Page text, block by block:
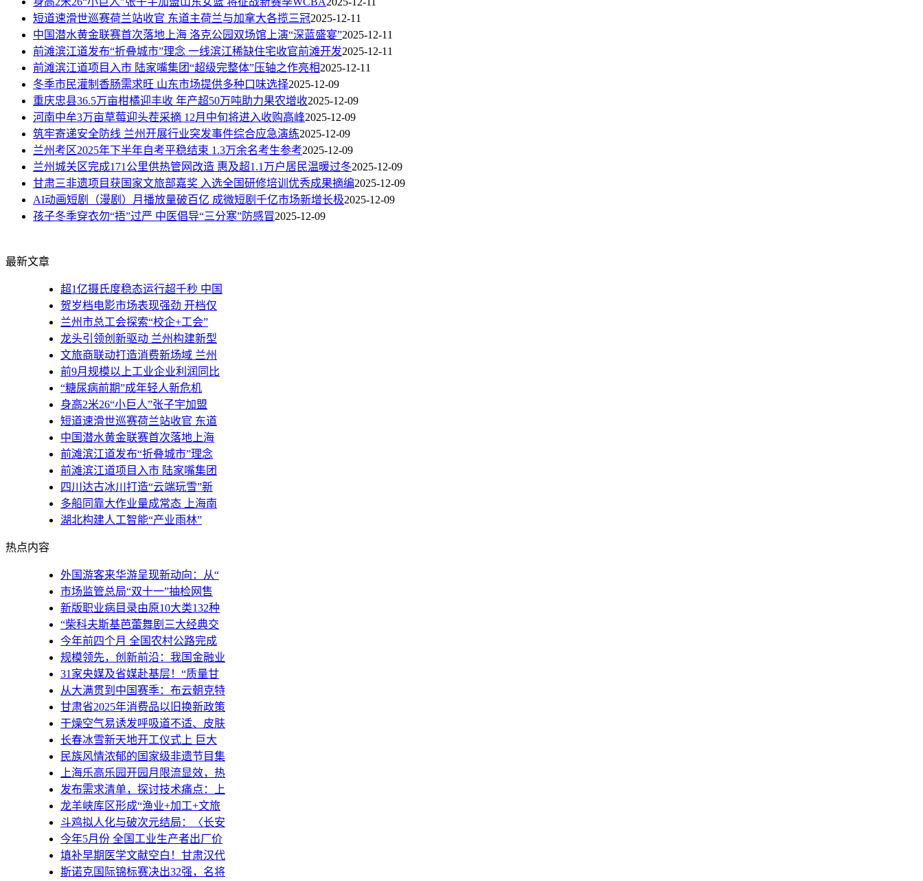
短道速滑世巡赛荷兰站收官 东道主荷兰与加拿大各揽三冠2025-12-11
中国潜水黄金联赛首次落地上海 洛克公园双场馆上演“深蓝盛宴”2025-12-11
前滩滨江道发布“折叠城市”理念 一线滨江稀缺住宅收官前滩开发2025-12-11
前滩滨江道项目入市 陆家嘴集团“超级完整体”压轴之作亮相2025-12-11
冬季市民灌制香肠需求旺 山东市场提供多种口味选择2025-12-09
重庆忠县36.5万亩柑橘迎丰收 年产超50万吨助力果农增收2025-12-09
河南中牟3万亩草莓迎头茬采摘 12月中旬将进入收购高峰2025-12-09
筑牢寄递安全防线 兰州开展行业突发事件综合应急演练2025-12-09
兰州考区2025年下半年自考平稳结束 1.3万余名考生参考2025-12-09
兰州城关区完成171公里供热管网改造 惠及超1.1万户居民温暖过冬2025-12-09
甘肃三非遗项目获国家文旅部嘉奖 入选全国研修培训优秀成果摘编2025-12-09
AI动画短剧（漫剧）月播放量破百亿 成微短剧千亿市场新增长极2025-12-09
孩子冬季穿衣勿“捂”过严 中医倡导“三分寒”防感冒2025-12-09
最新文章
超1亿摄氏度稳态运行超千秒 中国
贺岁档电影市场表现强劲 开档仅
兰州市总工会探索“校企+工会”
龙头引领创新驱动 兰州构建新型
文旅商联动打造消费新场域 兰州
前9月规模以上工业企业利润同比
“糖尿病前期”成年轻人新危机
身高2米26“小巨人”张子宇加盟
短道速滑世巡赛荷兰站收官 东道
中国潜水黄金联赛首次落地上海
前滩滨江道发布“折叠城市”理念
前滩滨江道项目入市 陆家嘴集团
四川达古冰川打造“云端玩雪”新
多船同靠大作业量成常态 上海南
湖北构建人工智能“产业雨林”
热点内容
外国游客来华游呈现新动向：从“
市场监管总局“双十一”抽检网售
新版职业病目录由原10大类132种
“柴科夫斯基芭蕾舞剧三大经典交
今年前四个月 全国农村公路完成
规模领先，创新前沿：我国金融业
31家央媒及省媒赴基层！“质量甘
从大满贯到中国赛季：布云朝克特
甘肃省2025年消费品以旧换新政策
干燥空气易诱发呼吸道不适、皮肤
长春冰雪新天地开工仪式上 巨大
民族风情浓郁的国家级非遗节目集
上海乐高乐园开园月限流显效，热
发布需求清单，探讨技术痛点：上
龙羊峡库区形成“渔业+加工+文旅
斗鸡拟人化与破次元结局：〈长安
今年5月份 全国工业生产者出厂价
填补早期医学文献空白！甘肃汉代
斯诺克国际锦标赛决出32强，名将